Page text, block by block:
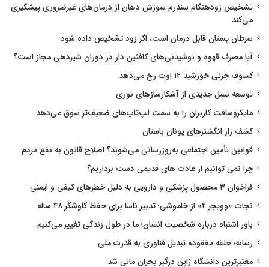
تشخیص زودهنگام سندرم سوزش دهان از درمان‌های غیرضروری پیشگیری
می‌کند
سرطان پستان قابل درمان است، اگر زود تشخیص داده شود
آیا مصرف قهوه و نوشیدنی‌های کافئین دار در دوران شیردهی مجاز است؟
کسوف جزئی خورشید ۱۲ اوت رخ می‌دهد
توسعه نسل جدیدی از آشکارسازهای نوری
مایکروسافت کاربران را به سمت لپ‌تاپ‌های ضعیف‌تر سوق می‌دهد
کشف راز انگشترهای یونان باستان
قوانین تأمین اجتماعی به‌روزرسانی می‌شوند؟ اصلاح قانون به نفع مردم
چرا نمی توانیم از عادت های قدیمی دست برداریم؟
فراخوان ۳ محصول پزشکی و دارویی به دلیل خطرهای کیفی و ایمنی
نجات «وویجر ۲» از خاموشی؛ تدبیر ناسا برای حفظ کاوشگر ۴۸ ساله
باور اشتباه درباره شخصیت انسان؛ ما در طول زندگی تغییر می‌کنیم
رسانه؛ حلقه مفقوده تبدیل فناوری به قدرت ملی
معتبرترین دانشگاه ژاپن درگیر بحران مالی شد